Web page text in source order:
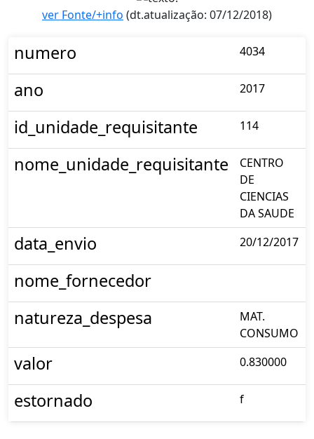
ver Fonte/+info (dt.atualização: 07/12/2018)
numero 4034
ano 2017
id_unidade_requisitante 114
nome_unidade_requisitante
CENTRO
DE
CIENCIAS
DA SAUDE
data_envio 20/12/2017
nome_fornecedor
natureza_despesa
MAT.
CONSUMO
valor 0.830000
estornado f